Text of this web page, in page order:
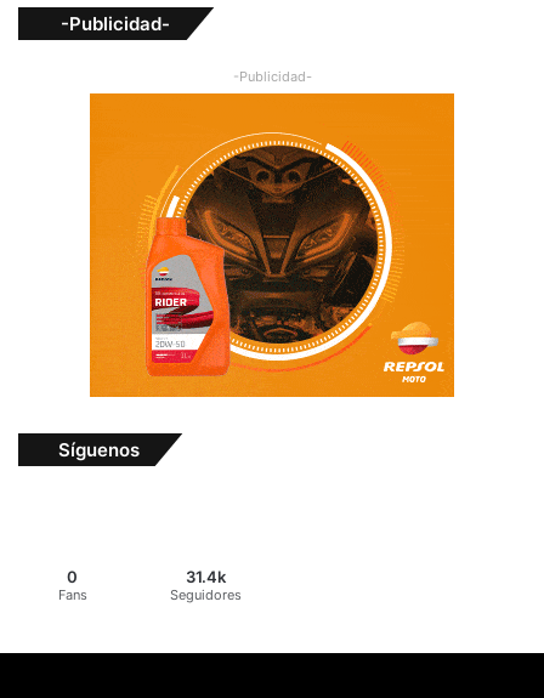
-Publicidad-
-Publicidad-
Síguenos
0
Fans
31.4k
Seguidores